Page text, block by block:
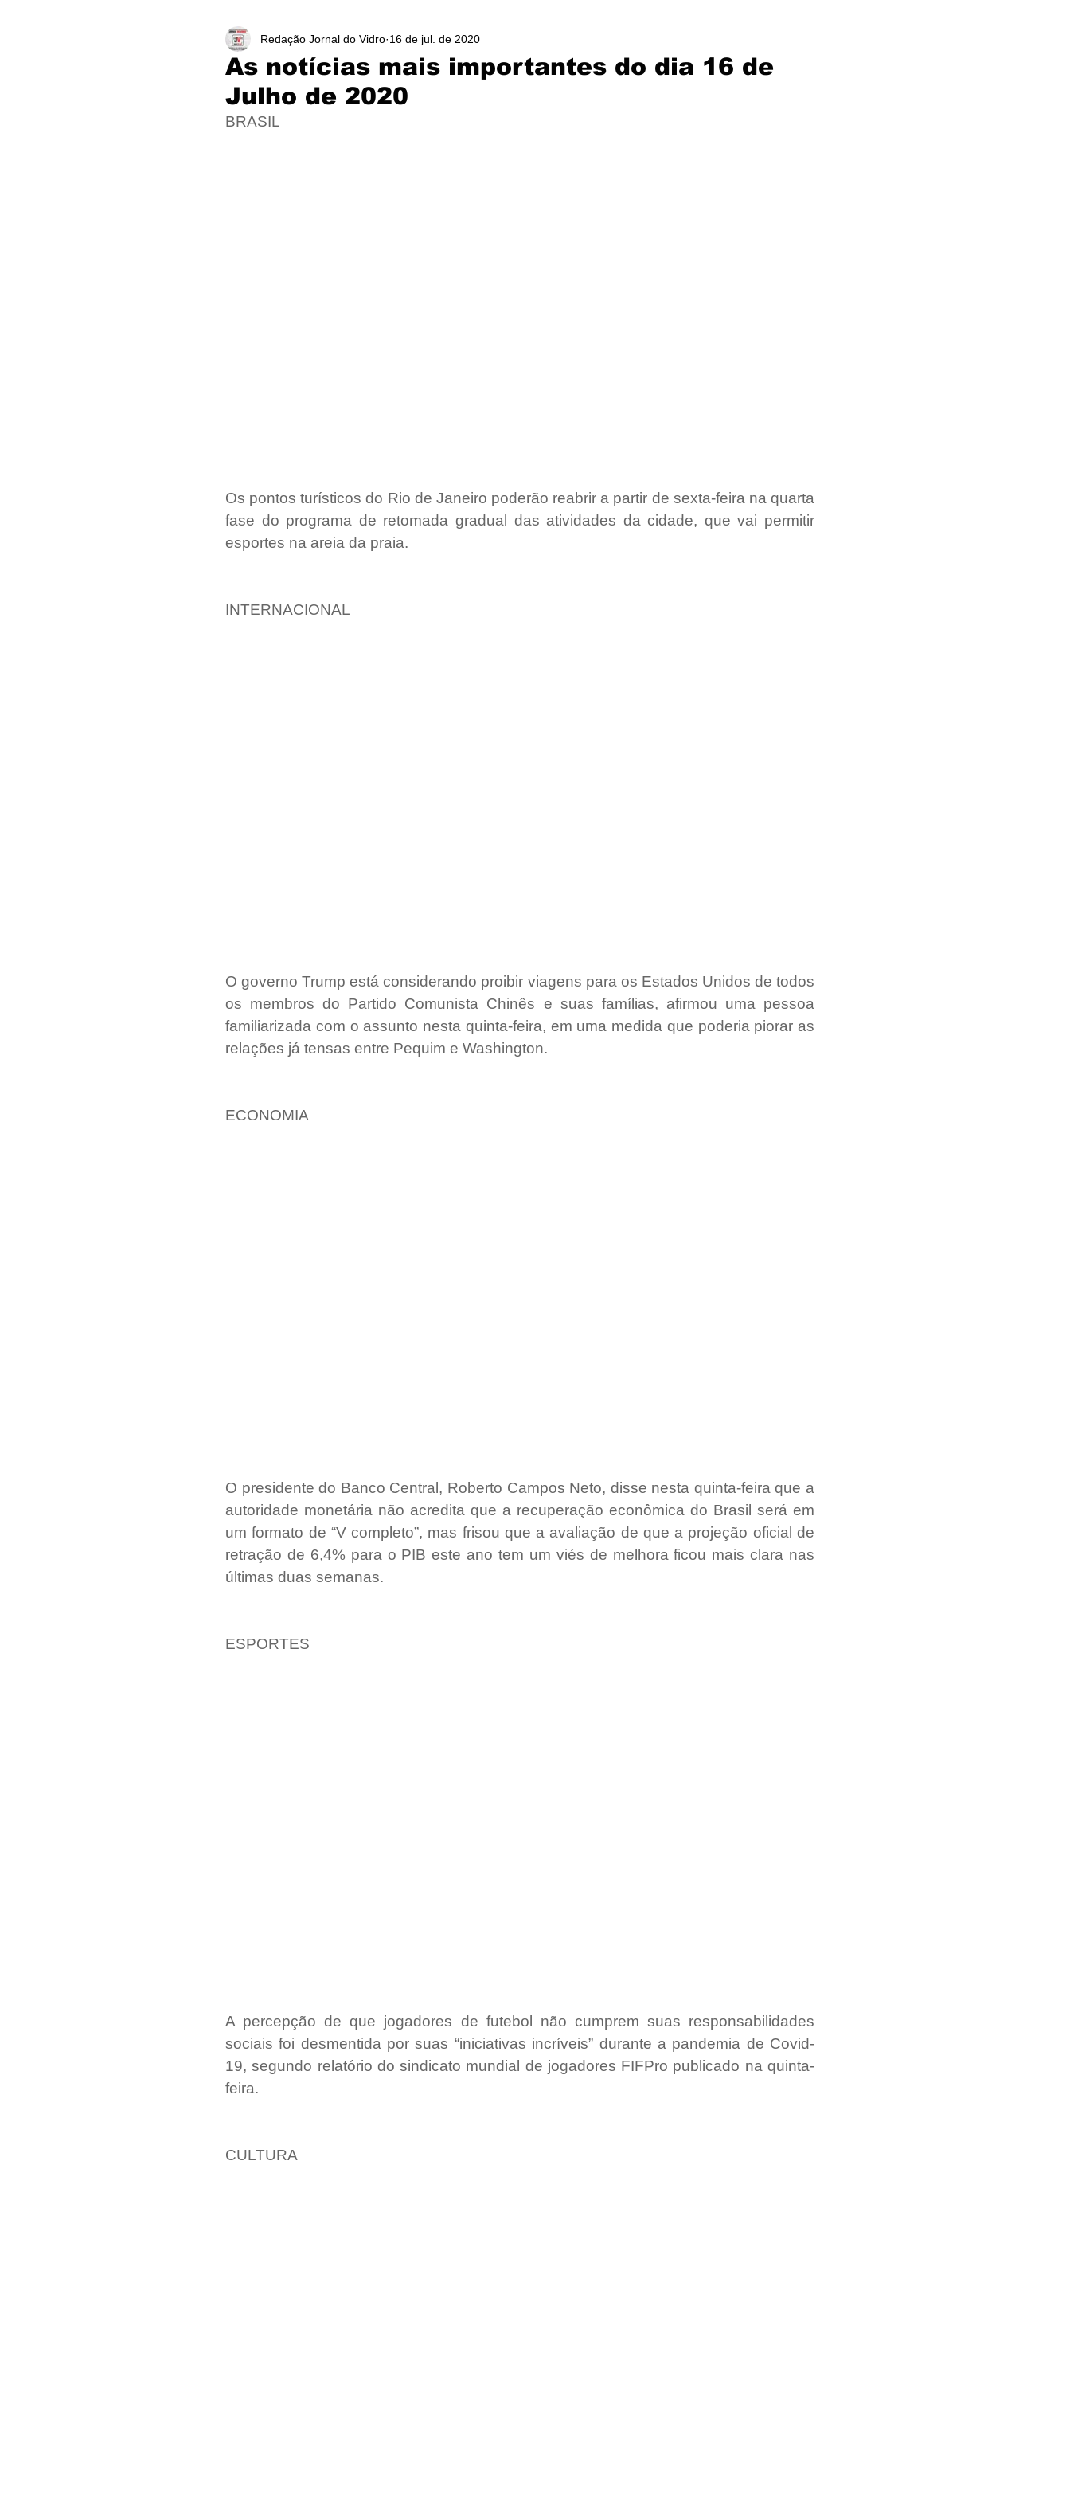
As notícias mais importantes do dia 16 de
Julho de 2020
Redação Jornal do Vidro 16 de jul. de 2020
BRASIL
Os pontos turísticos do Rio de Janeiro poderão reabrir a partir de sexta-feira na quarta
fase do programa de retomada gradual das atividades da cidade, que vai permitir
esportes na areia da praia.
INTERNACIONAL
O governo Trump está considerando proibir viagens para os Estados Unidos de todos
os membros do Partido Comunista Chinês e suas famílias, afirmou uma pessoa
familiarizada com o assunto nesta quinta-feira, em uma medida que poderia piorar as
relações já tensas entre Pequim e Washington.
ECONOMIA
O presidente do Banco Central, Roberto Campos Neto, disse nesta quinta-feira que a
autoridade monetária não acredita que a recuperação econômica do Brasil será em
um formato de “V completo”, mas frisou que a avaliação de que a projeção oficial de
retração de 6,4% para o PIB este ano tem um viés de melhora ficou mais clara nas
últimas duas semanas.
ESPORTES
A percepção de que jogadores de futebol não cumprem suas responsabilidades
sociais foi desmentida por suas “iniciativas incríveis” durante a pandemia de Covid-
19, segundo relatório do sindicato mundial de jogadores FIFPro publicado na quinta-
feira.
CULTURA